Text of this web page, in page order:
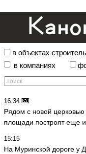
в объектах
в компаниях
16:34
Рядом с новой церковью
площади построят еще
15:15
На Муринской дороге у